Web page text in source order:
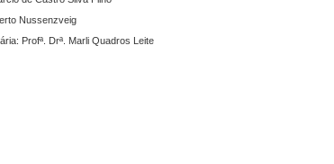
Nussenzveig
Profª. Drª. Marli Quadros Leite